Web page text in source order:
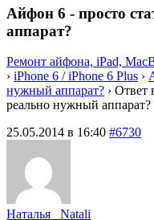
Айфон 6 - просто
аппарат?
Ремонт айфона, iPad,
› iPhone 6 / iPhone 6 Plus ›
нужный аппарат? › Ответ
реально нужный аппарат?
25.05.2014 в 16:40 #6730
Наталья _Natali